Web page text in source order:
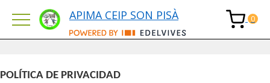
APIMA CEIP SON PISÀ
POLÍTICA DE PRIVACIDAD